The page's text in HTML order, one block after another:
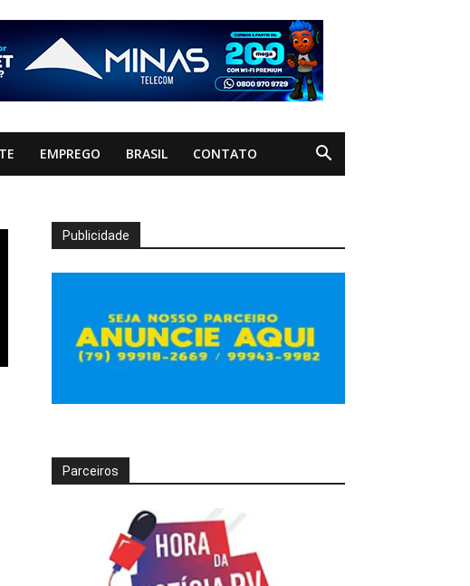
EMPREGO BRASIL CONTATO
Publicidade
Parceiros